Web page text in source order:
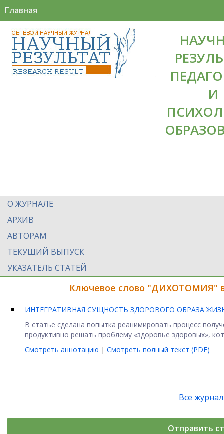
Главная
И
О ЖУРНАЛЕ
АРХИВ
АВТОРАМ
ТЕКУЩИЙ ВЫПУСК
УКАЗАТЕЛЬ СТАТЕЙ
Ключевое слово "ДИХОТОМИЯ"
ИНТЕГРАТИВНАЯ СУЩНОСТЬ ЗДОРОВОГО ОБРАЗА
В статье сделана попытка реанимировать процесс
продуктивно решать проблему «здоровье здоровых»,
Смотреть аннотацию | Смотреть полный текст (PDF)
Все
Отправить